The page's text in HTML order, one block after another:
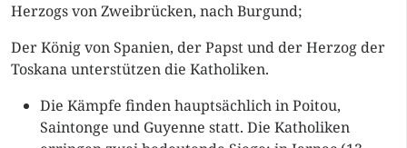
Herzogs von Zweibrücken, nach Burgund;
Der König von Spanien, der Papst und der Herzog der
Toskana unterstützen die Katholiken.
Die Kämpfe finden hauptsächlich in Poitou,
Saintonge und Guyenne statt. Die Katholiken